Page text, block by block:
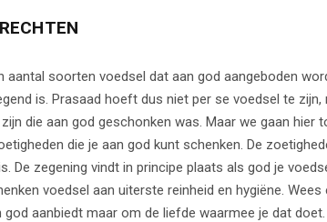
aantal soorten voedsel dat aan god aangeboden
is. Prasaad hoeft dus niet per se voedsel te zijn,
die aan god geschonken was. Maar we gaan hier
die je aan god kunt schenken. De
De zegening vindt in principe plaats als god je
voedsel aan uiterste reinheid en hygiëne.
aanbiedt maar om de liefde waarmee je dat doet.